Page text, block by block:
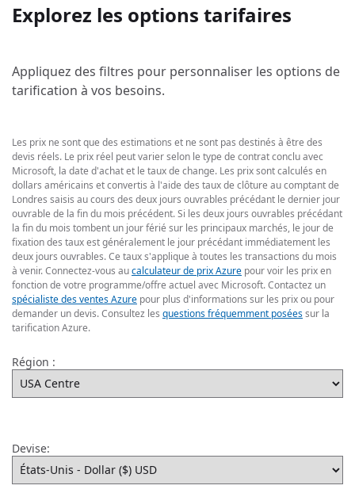
Explorez les options tarifaires
Appliquez des filtres pour personnaliser les options de
tarification à vos besoins.
Les prix ne sont que des estimations et ne sont pas destinés à être des
devis réels. Le prix réel peut varier selon le type de contrat conclu avec
Microsoft, la date d'achat et le taux de change. Les prix sont calculés en
dollars américains et convertis à l'aide des taux de clôture au comptant de
Londres saisis au cours des deux jours ouvrables précédant le dernier jour
ouvrable de la fin du mois précédent. Si les deux jours ouvrables précédant
la fin du mois tombent un jour férié sur les principaux marchés, le jour de
fixation des taux est généralement le jour précédant immédiatement les
deux jours ouvrables. Ce taux s'applique à toutes les transactions du mois
à venir. Connectez-vous aucalculateur de prix Azure pour voir les prix en
fonction de votre programme/offre actuel avec Microsoft. Contactez un
spécialiste des ventes Azure pour plus d'informations sur les prix ou pour
demander un devis. Consultez les questions fréquemment poséessur la
tarification Azure.
Région :
Devise: